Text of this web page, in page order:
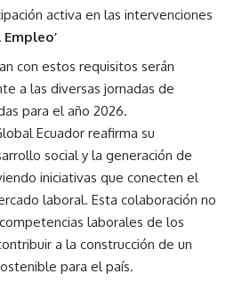
activa en las intervenciones
Empleo’
con estos requisitos serán
a las diversas jornadas de
para el año 2026.
Ecuador reafirma su
social y la generación de
iniciativas que conecten el
laboral. Esta colaboración no
laborales de los
a la construcción de un
para el país.